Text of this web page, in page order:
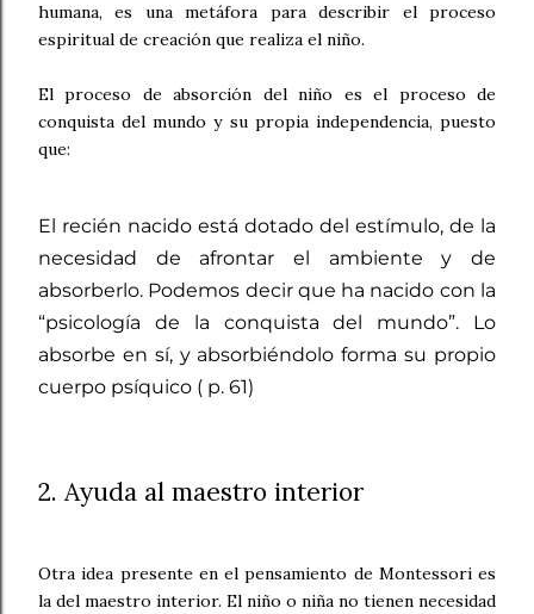
humana, es una metáfora para describir el proceso
espiritual de creación que realiza el niño.
El proceso de absorción del niño es el proceso de
conquista del mundo y su propia independencia, puesto
que:
El recién nacido está dotado del estímulo, de la
necesidad de afrontar el ambiente y de
absorberlo. Podemos decir que ha nacido con la
“psicología de la conquista del mundo”. Lo
absorbe en sí, y absorbiéndolo forma su propio
cuerpo psíquico ( p. 61)
2. Ayuda al maestro interior
Otra idea presente en el pensamiento de Montessori es
la del maestro interior. El niño o niña no tienen necesidad